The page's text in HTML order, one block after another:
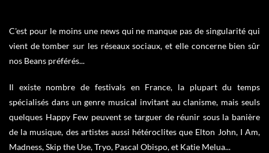
C'est pour le moins une news qui ne manque pas de singularité qui
vient de tomber sur les réseaux sociaux, et elle concerne bien sûr
nos Beans préférés...
Il existe nombre de festivals en France, la plupart du temps
spécialisés dans un genre musical invitant au clanisme, mais seuls
quelques Happy Few peuvent se targuer de réunir sous la banière
de la musique, des artistes aussi hétéroclites que Elton John, I Am,
Madness, Skip the Use, Tryo, Pascal Obispo, et Katie Melua...